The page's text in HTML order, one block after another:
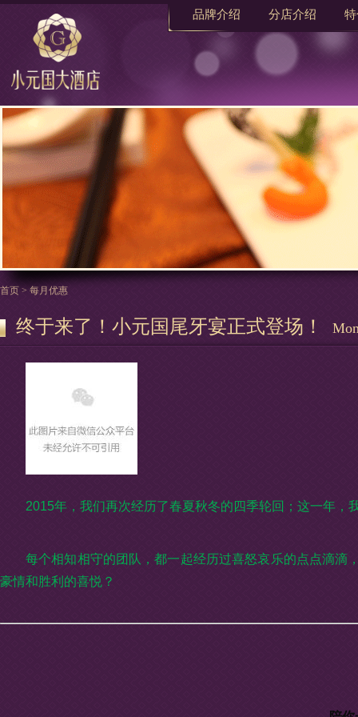
品牌介绍 分店介绍
首页 > 每月优惠
终于来了！小元国尾牙宴正式登场！
2015年，我们再次经历了春夏秋冬的四季轮回；这一年
每个相知相守的团队，都一起经历过喜怒哀乐的点点滴滴
豪情和胜利的喜悦？